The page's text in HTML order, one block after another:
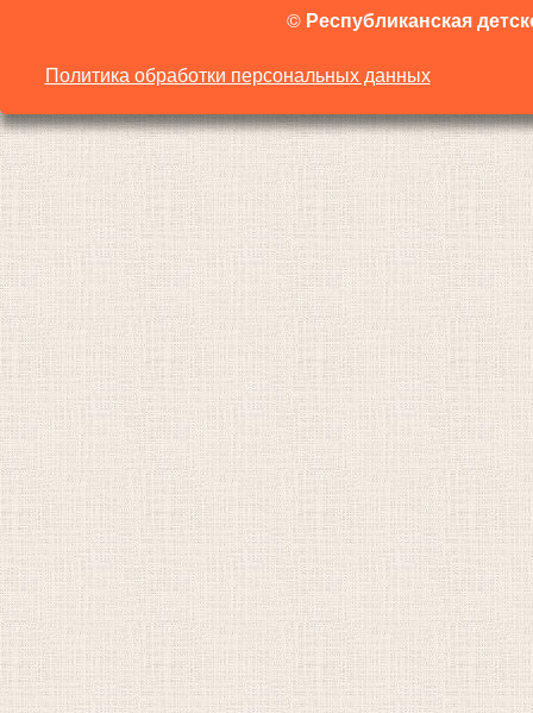
© Республиканская
Политика обработки персональных данных